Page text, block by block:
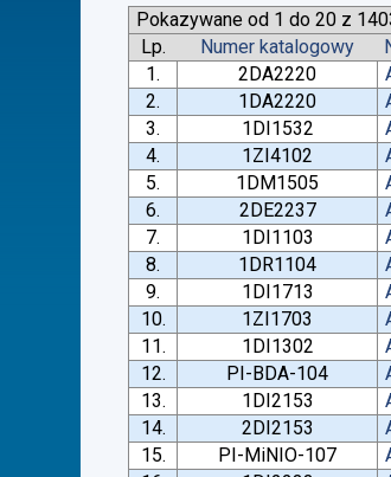
Pokazywane od 1 do 20 z
Lp.
Numer katalogowy
1.
2DA2220
2.
1DA2220
3.
1DI1532
4.
1ZI4102
5.
1DM1505
6.
2DE2237
7.
1DI1103
8.
1DR1104
9.
1DI1713
10.
1ZI1703
11.
1DI1302
12.
PI-BDA-104
13.
1DI2153
14.
2DI2153
15.
PI-MiNIO-107